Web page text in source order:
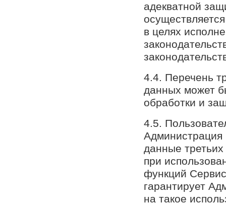
адекватной
в целях
4.4. Перечень
данных может
обработки и
4.5.
Администрация
данные
при
функций
гарантирует
на такое